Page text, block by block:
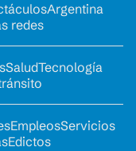
Argentina
redes
SaludTecnología
EmpleosServicios
Edictos